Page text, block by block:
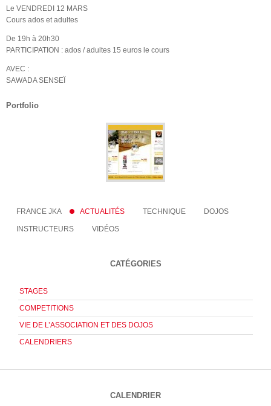
Le VENDREDI 12 MARS
Cours ados et adultes
De 19h à 20h30
PARTICIPATION : ados / adultes 15 euros le cours
AVEC :
SAWADA SENSEÏ
Portfolio
FRANCE JKA ACTUALITÉS TECHNIQUE DOJOS
INSTRUCTEURS VIDÉOS
CATÉGORIES
STAGES
COMPETITIONS
VIE DE L’ASSOCIATION ET DES DOJOS
CALENDRIERS
CALENDRIER